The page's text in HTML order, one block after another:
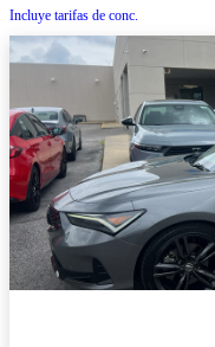
Incluye tarifas de conc.